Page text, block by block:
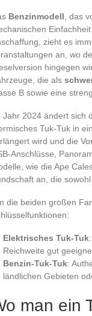
Benzinmodell , das
zieht es
an, wo
hingegen
die als
B sowie eine
Jahr 2024 ändert sich
Tuk-Tuk in
wird und die
Anschlüsse,
wie die Ape
an, die
die beiden großen
Elektrisches Tuk-Tuk
Reichweite gut
Benzin-Tuk-Tuk:
ländlichen Gebieten
man ein